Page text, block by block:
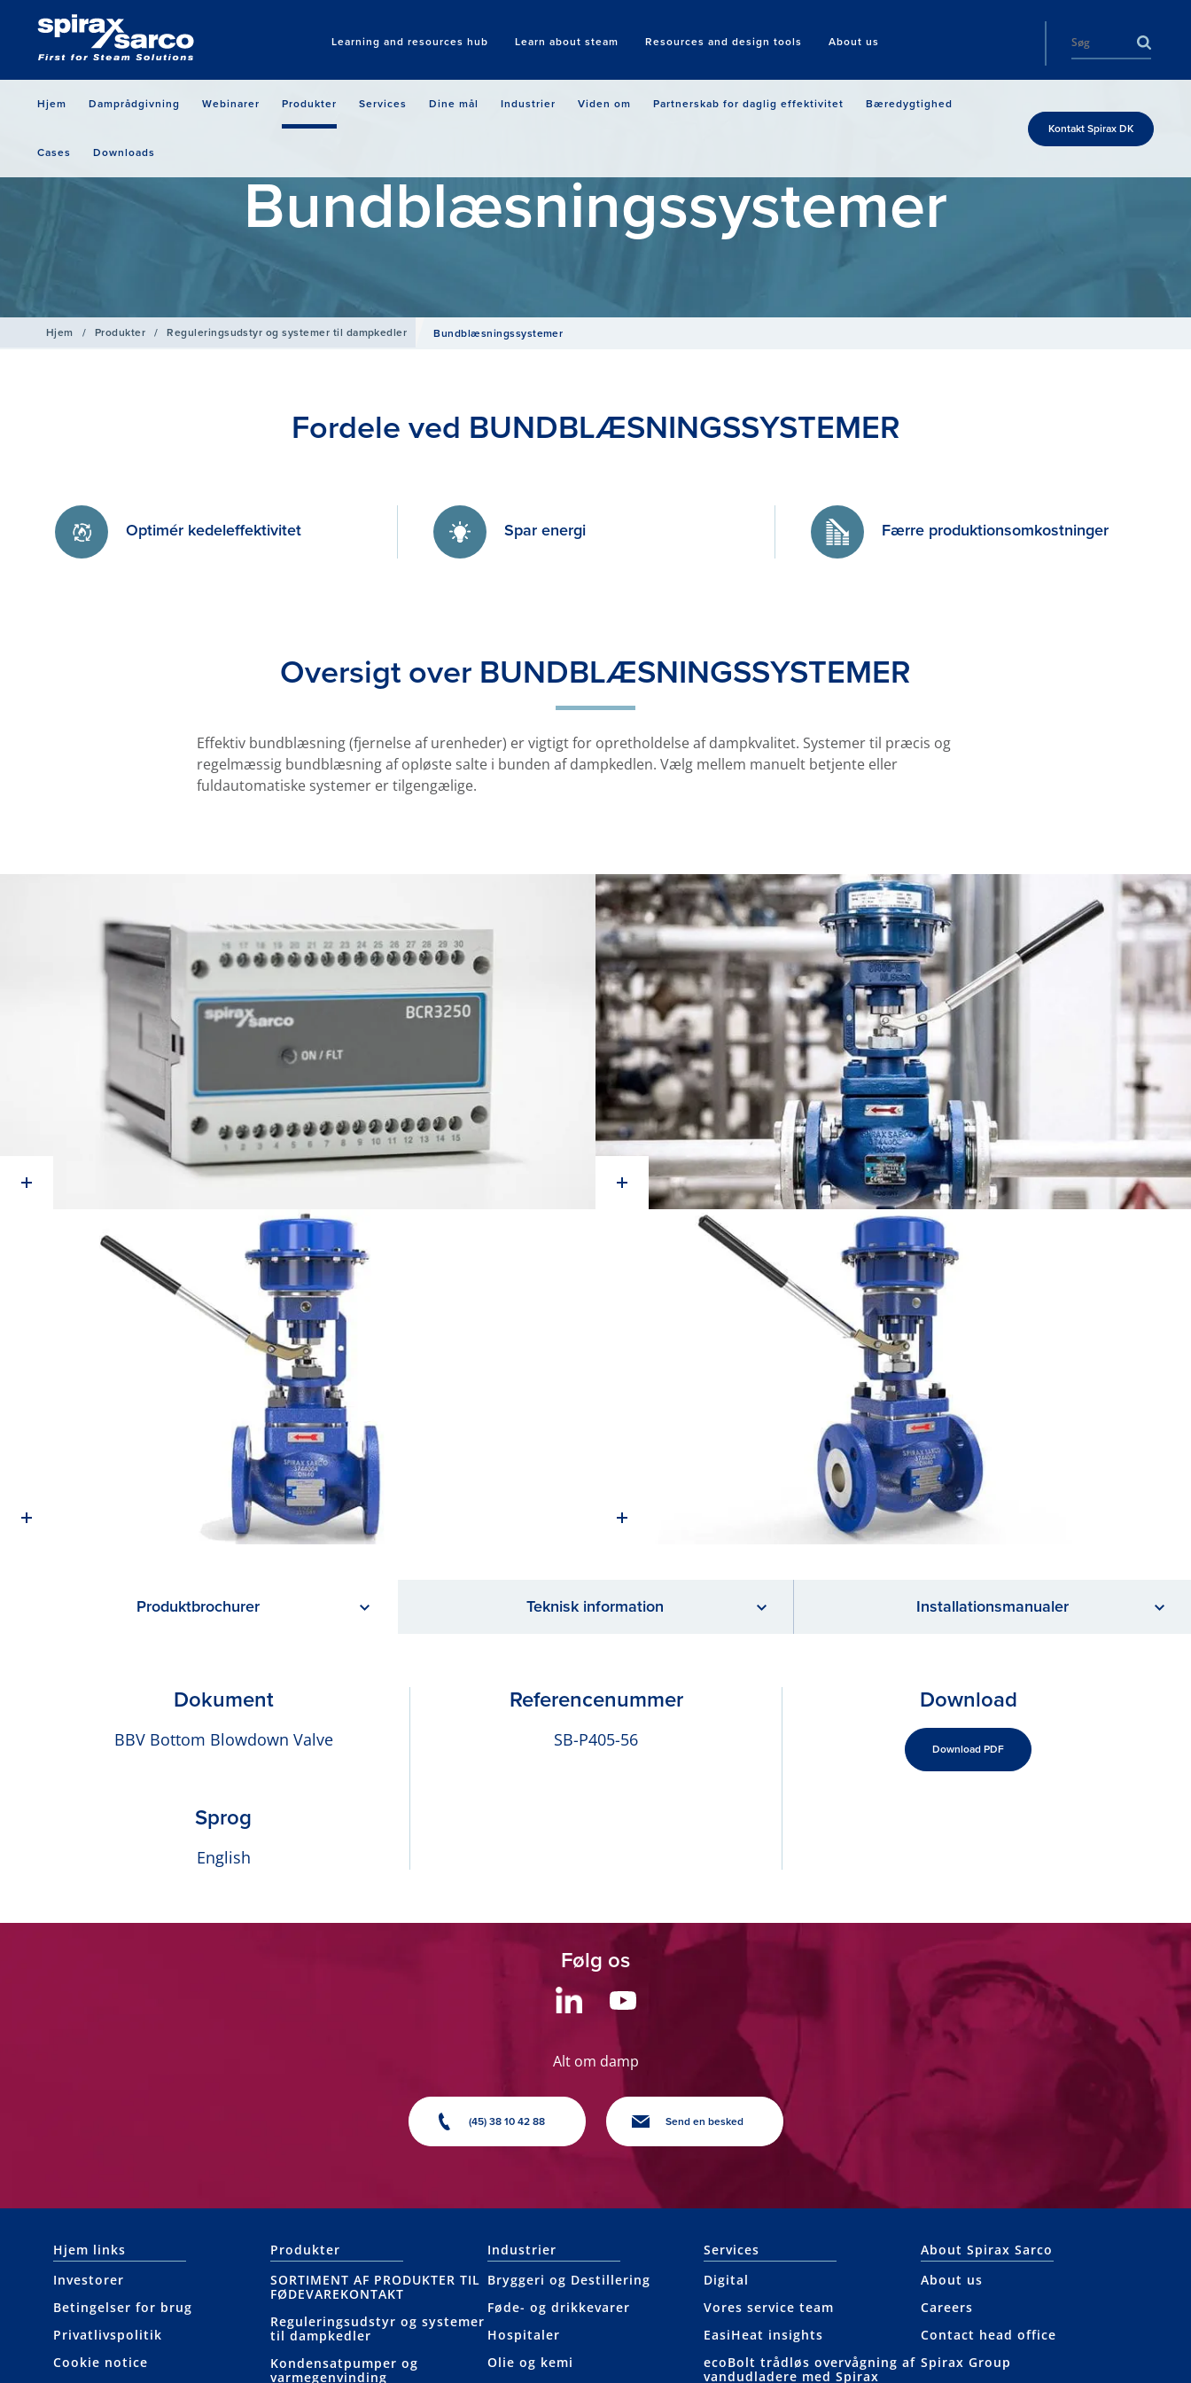
Learning and resources hub Learn about steam Resources and design tools About us
Search
Hjem Damprådgivning Webinarer Produkter Services Dine mål Industrier Viden om Partnerskab for daglig effektivitet Bæredygtighed
Cases Downloads
Kontakt Spirax DK
Bundblæsnings­systemer
Hjem / Produkter / Reguleringsudstyr og systemer til dampkedler Bundblæsningssystemer
Fordele ved BUNDBLÆSNINGS­SYSTEMER
Optimér kedeleffektivitet Spar energi Færre produktionsomkostninger
Oversigt over BUNDBLÆSNINGS­SYSTEMER
Effektiv bundblæsning (fjernelse af urenheder) er vigtigt for opretholdelse af dampkvalitet. Systemer til præcis og
regelmæssig bundblæsning af opløste salte i bunden af dampkedlen. Vælg mellem manuelt betjente eller
fuldautomatiske systemer er tilgengælige.
Produktbrochurer Teknisk information Installationsmanualer
Dokument
BBV Bottom Blowdown Valve
Sprog
English
Referencenummer
SB-P405-56
Download
Download PDF
Følg os
Alt om damp
(45) 38 10 42 88 Send en besked
Hjem links
Investorer
Betingelser for brug
Privatlivspolitik
Cookie notice
Produkter
SORTIMENT AF PRODUKTER TIL
FØDEVAREKONTAKT
Reguleringsudstyr og systemer
til dampkedler
Kondensatpumper og
varmegenvinding
Industrier
Bryggeri og Destillering
Føde- og drikkevarer
Hospitaler
Olie og kemi
Services
Digital
Vores service team
EasiHeat insights
ecoBolt trådløs overvågning af
vandudladere med Spirax
About Spirax Sarco
About us
Careers
Contact head office
Spirax Group